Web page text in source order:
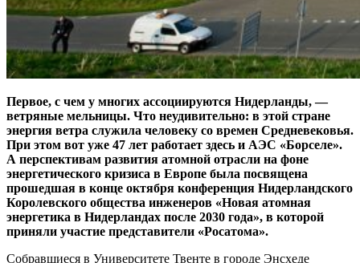
Первое, с чем у многих ассоциируются Нидерланды, —
ветряные мельницы. Что неудивительно: в этой стране
энергия ветра служила человеку со времен Средневековья.
При этом вот уже 47 лет работает здесь и АЭС «Борселе».
А перспективам развития атомной отрасли на фоне
энергетического кризиса в Европе была посвящена
прошедшая в конце октября конференция Нидерландского
Королевского общества инженеров «Новая атомная
энергетика в Нидерландах после 2030 года», в которой
приняли участие представители «Росатома».
Собравшиеся в Университете Твенте в городе Энсхеде